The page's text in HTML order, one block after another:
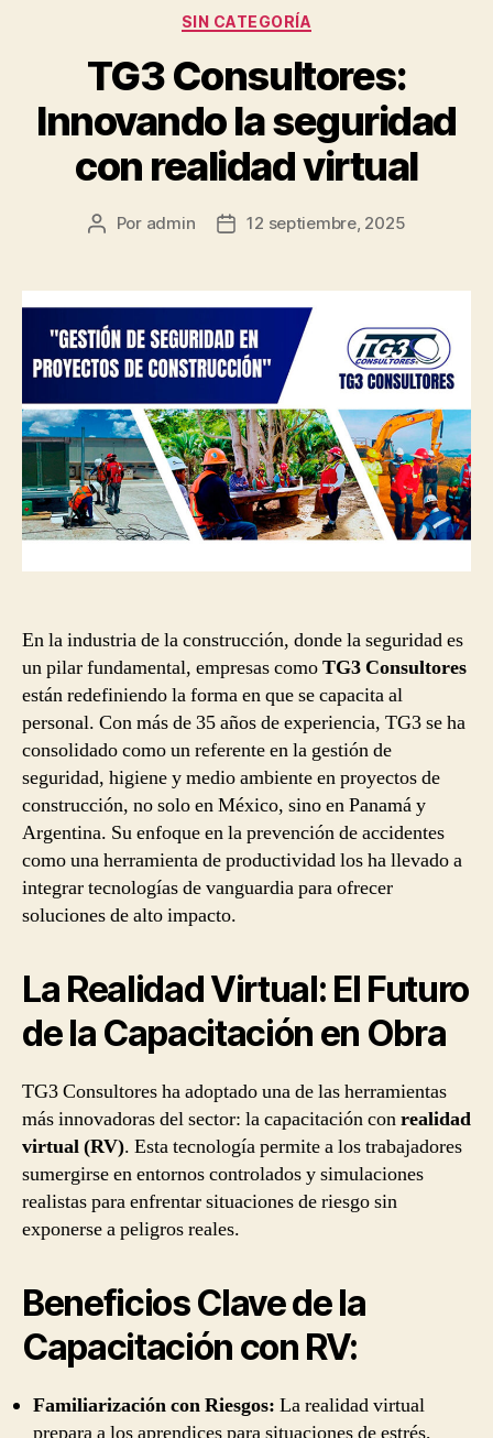
Categorías
SIN CATEGORÍA
TG3 Consultores:
Innovando la seguridad
con realidad virtual
Autor
publicación
Por admin
Fecha
publicación
12 septiembre, 2025
En la industria de la construcción, donde la seguridad es
un pilar fundamental, empresas comoTG3 Consultores
están redefiniendo la forma en que se capacita al
personal. Con más de 35 años de experiencia, TG3 se ha
consolidado como un referente en la gestión de
seguridad, higiene y medio ambiente en proyectos de
construcción, no solo en México, sino en Panamá y
Argentina. Su enfoque en la prevención de accidentes
como una herramienta de productividad los ha llevado a
integrar tecnologías de vanguardia para ofrecer
soluciones de alto impacto.
La Realidad Virtual: El Futuro
de la Capacitación en Obra
TG3 Consultores ha adoptado una de las herramientas
más innovadoras del sector: la capacitación conrealidad
virtual (RV). Esta tecnología permite a los trabajadores
sumergirse en entornos controlados y simulaciones
realistas para enfrentar situaciones de riesgo sin
exponerse a peligros reales.
Beneficios Clave de la
Capacitación con RV:
Familiarización con Riesgos: La realidad virtual